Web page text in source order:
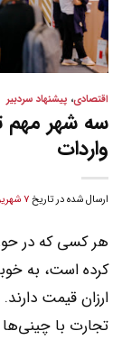
اقتصادی، پیشنهاد سردبیر
سه شهر مهم
واردات
ارسال شده در تاریخ7 شهریور 1400
هر کسی که در
کرده است، به
ارزان قیمت
تجارت با